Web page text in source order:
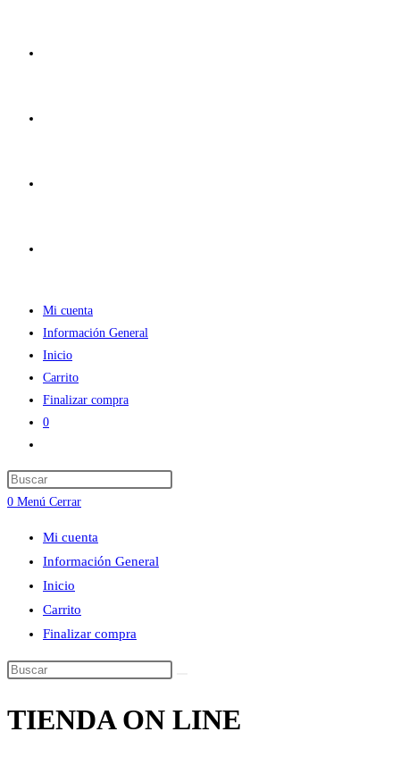
Mi cuenta
Información General
Inicio
Carrito
Finalizar compra
0
de
la
web
0 Menú Cerrar
Mi cuenta
Información General
Inicio
Carrito
Finalizar compra
Buscar
esta
TIENDA ON LINE